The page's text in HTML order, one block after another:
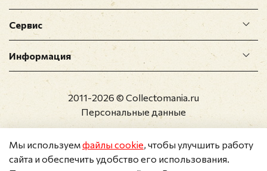
Сервис
Информация
2011-2026 © Collectomania.ru
Персональные данные
Мы используемфайлы cookie, чтобы улучшить работу
сайта и обеспечить удобство его использования.